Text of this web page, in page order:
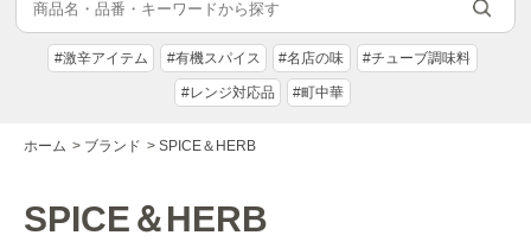
#激辛アイテム #有機スパイス #名店の味 #チューブ調味料
#レンジ対応品 #町中華
ホーム > ブランド > SPICE＆HERB
SPICE＆HERB